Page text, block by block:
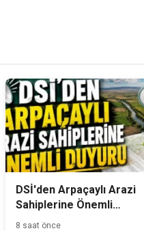
DSİ'den Arpaçaylı Arazi
Sahiplerine Önemli
Duyuru
8 saat önce